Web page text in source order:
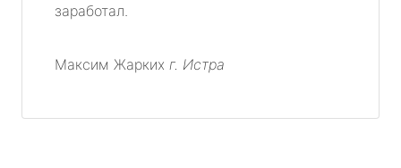
заработал.
Максим Жарких г. Истра